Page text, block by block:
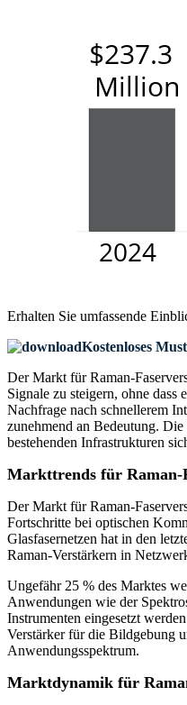
Erhalten Sie umfassende
Kostenloses
Der Markt für Raman-
Signale zu steigern, ohne
Nachfrage nach schnellerem
zunehmend an Bedeutung.
bestehenden Infrastrukturen
Markttrends für Raman-
Der Markt für Raman-
Fortschritte bei optischen
Glasfasernetzen hat in den
Raman-Verstärkern in
Ungefähr 25 % des Marktes
Anwendungen wie der
Instrumenten eingesetzt
Verstärker für die Bildgebung
Anwendungsspektrum.
Marktdynamik für